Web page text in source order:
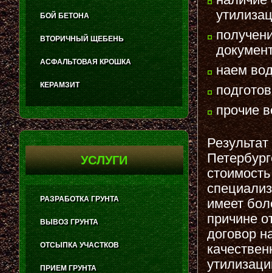
наем
прочие
имеет
причине
договор
БОЙ БЕТОНА
ВТОРИЧНЫЙ ЩЕБЕНЬ
АСФАЛЬТОВАЯ КРОШКА
КЕРАМЗИТ
УСЛУГИ
РАЗРАБОТКА ГРУНТА
ВЫВОЗ ГРУНТА
ОТСЫПКА УЧАСТКОВ
ПРИЕМ ГРУНТА